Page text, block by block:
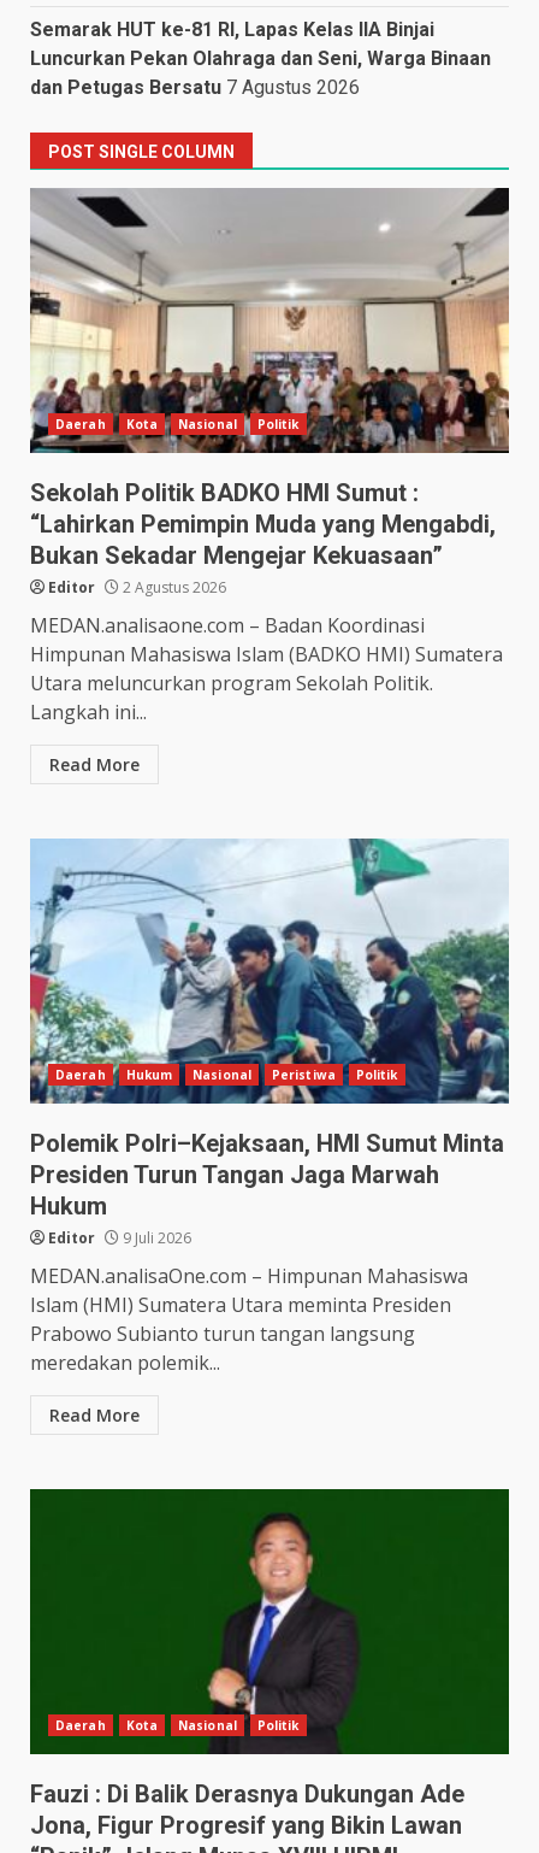
Semarak HUT ke-81 RI, Lapas Kelas IIA Binjai
Luncurkan Pekan Olahraga dan Seni, Warga Binaan
dan Petugas Bersatu 7 Agustus 2026
POST SINGLE COLUMN
Daerah Kota Nasional Politik
Sekolah Politik BADKO HMI Sumut :
“Lahirkan Pemimpin Muda yang Mengabdi,
Bukan Sekadar Mengejar Kekuasaan”
Editor 2 Agustus 2026
MEDAN.analisaone.com – Badan Koordinasi
Himpunan Mahasiswa Islam (BADKO HMI) Sumatera
Utara meluncurkan program Sekolah Politik.
Langkah ini...
Read More
Daerah Hukum Nasional Peristiwa Politik
Polemik Polri–Kejaksaan, HMI Sumut Minta
Presiden Turun Tangan Jaga Marwah
Hukum
Editor 9 Juli 2026
MEDAN.analisaOne.com – Himpunan Mahasiswa
Islam (HMI) Sumatera Utara meminta Presiden
Prabowo Subianto turun tangan langsung
meredakan polemik...
Read More
Daerah Kota Nasional Politik
Fauzi : Di Balik Derasnya Dukungan Ade
Jona, Figur Progresif yang Bikin Lawan